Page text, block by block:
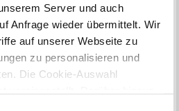
Server und auch
Anfrage wieder übermittelt. Wir
auf unserer Webseite zu
zu personalisieren und
Die Cookie-Auswahl
heißt Sie